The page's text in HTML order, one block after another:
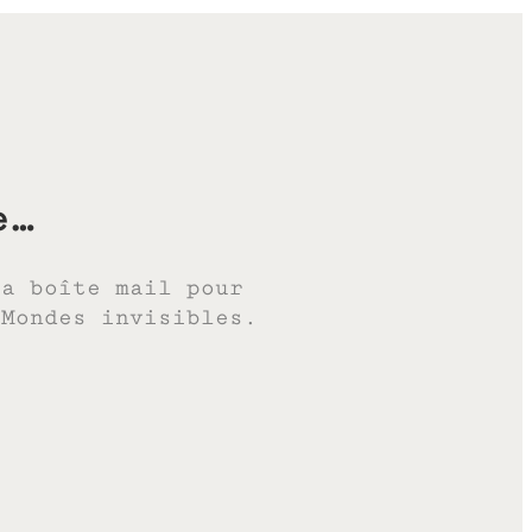
boîte mail pour
invisibles.